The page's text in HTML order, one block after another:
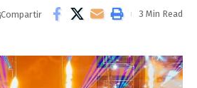
Compartir 3 Min Read